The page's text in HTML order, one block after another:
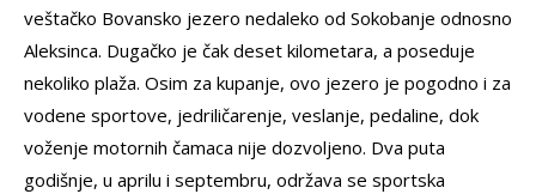
veštačko Bovansko jezero nedaleko od Sokobanje odnosno
Aleksinca. Dugačko je čak deset kilometara, a poseduje
nekoliko plaža. Osim za kupanje, ovo jezero je pogodno i za
vodene sportove, jedriličarenje, veslanje, pedaline, dok
voženje motornih čamaca nije dozvoljeno. Dva puta
godišnje, u aprilu i septembru, održava se sportska